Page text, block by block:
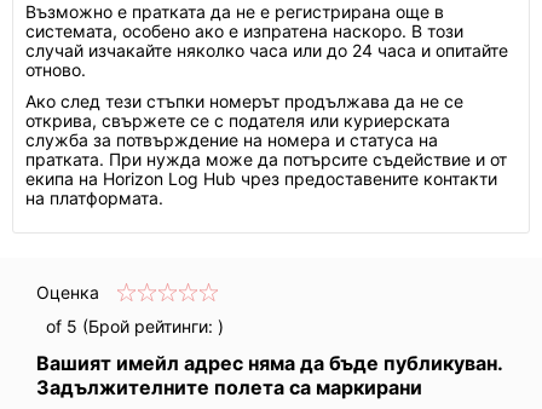
Възможно е пратката да не е регистрирана още в
системата, особено ако е изпратена наскоро. В този
случай изчакайте няколко часа или до 24 часа и опитайте
отново.
Ако след тези стъпки номерът продължава да не се
открива, свържете се с подателя или куриерската
служба за потвърждение на номера и статуса на
пратката. При нужда може да потърсите съдействие и от
екипа на Horizon Log Hub чрез предоставените контакти
на платформата.
Оценка
of 5 (Брой рейтинги: )
Вашият имейл адрес няма да бъде публикуван.
Задължителните полета са маркирани